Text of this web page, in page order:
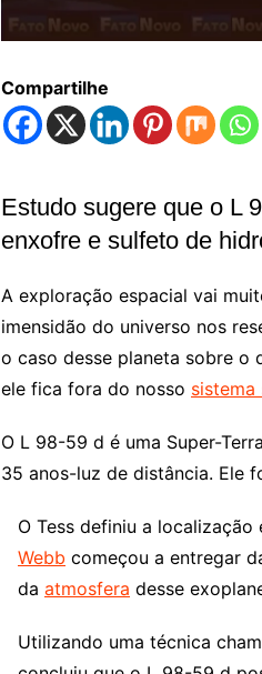
Compartilhe
Estudo sugere que o L
enxofre e sulfeto de
A exploração espacial vai
imensidão do universo nos
o caso desse planeta sobre o
ele fica fora do nosso sistema
O L 98-59 d é uma Super-
35 anos-luz de distância. Ele
O Tess definiu a localização
Webb começou a entregar
da atmosfera desse
Utilizando uma técnica